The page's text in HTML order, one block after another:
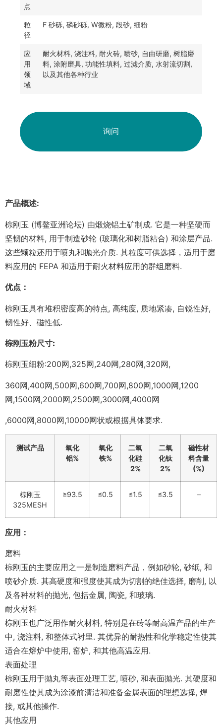
点
粒
径
F 砂砾, 磷砂砾, W微粉, 段砂, 细粉
应
用
领
域
耐火材料, 浇注料, 耐火砖, 喷砂, 自由研磨, 树脂磨
料, 涂附磨具, 功能性填料, 过滤介质, 水射流切割,
以及其他各种行业
询问
产品概述:
棕刚玉 (博鳌亚洲论坛) 由煅烧铝土矿制成. 它是一种坚硬而
坚韧的材料, 用于制造砂轮 (玻璃化和树脂粘合) 和涂层产品.
这些颗粒还用于喷丸和抛光介质. 其粒度可供选择，适用于磨
料应用的 FEPA 和适用于耐火材料应用的群组磨料.
优点：
棕刚玉具有堆积密度高的特点, 高纯度, 质地紧凑, 自锐性好,
韧性好、磁性低.
棕刚玉粉尺寸:
棕刚玉细粉:200网,325网,240网,280网,320网,
360网,400网,500网,600网,700网,800网,1000网,1200
网,1500网,2000网,2500网,3000网,4000网
,6000网,8000网,10000网状或根据具体要求.
测试产品
氧化
铝%
氧化
铁%
二氧
化硅
2%
二氧
化钛
2%
磁性材
料含量
(%)
棕刚玉
325MESH
≥93.5 ≤0.5 ≤1.5 ≤3.5 –
应用 ：
磨料
棕刚玉的主要应用之一是制造磨料产品，例如砂轮, 砂纸, 和
喷砂介质. 其高硬度和强度使其成为切割的绝佳选择, 磨削, 以
及各种材料的抛光, 包括金属, 陶瓷, 和玻璃.
耐火材料
棕刚玉也广泛用作耐火材料, 特别是在砖等耐高温产品的生产
中, 浇注料, 和整体式衬里. 其优异的耐热性和化学稳定性使其
适合在熔炉中使用, 窑炉, 和其他高温应用.
表面处理
棕刚玉用于抛丸等表面处理工艺, 喷砂, 和表面抛光. 其硬度和
耐磨性使其成为涂漆前清洁和准备金属表面的理想选择, 焊
接, 或其他操作.
其他应用